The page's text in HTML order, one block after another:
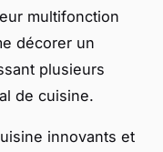
multifonction
décorer un
plusieurs
de cuisine.
innovants et